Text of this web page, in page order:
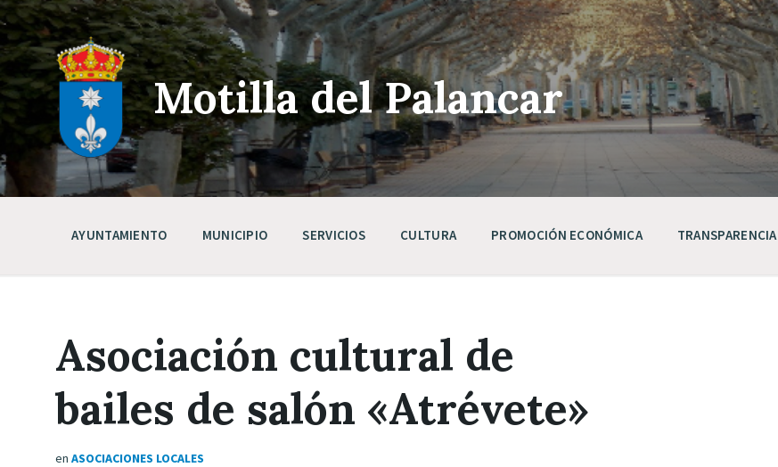
Skip
to
content
Saltar
a
la
navegación
principal
Saltar
a
pie
de
página
Motilla del Palancar
AYUNTAMIENTO MUNICIPIO SERVICIOS CULTURA PROMOCIÓN ECONÓMICA TRANSPARENCIA
Asociación cultural de
bailes de salón «Atrévete»
en ASOCIACIONES LOCALES